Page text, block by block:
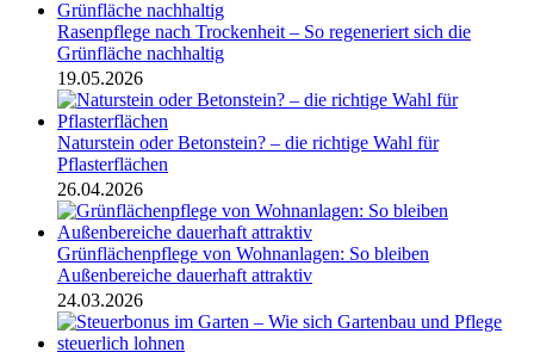
Rasenpflege nach Trockenheit – So regeneriert sich die
Grünfläche nachhaltig
19.05.2026
Naturstein oder Betonstein? – die richtige Wahl für
Pflasterflächen
26.04.2026
Grünflächenpflege von Wohnanlagen: So bleiben
Außenbereiche dauerhaft attraktiv
24.03.2026